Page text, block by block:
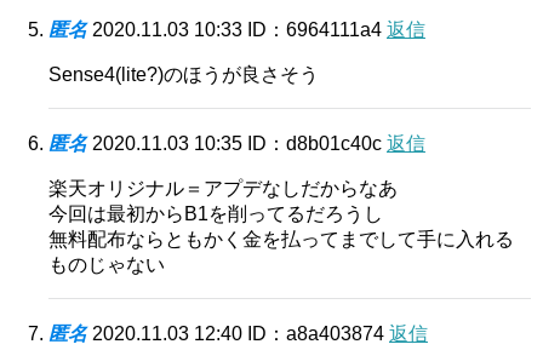
匿名 2020.11.03 10:33 ID：6964111a4 返信
Sense4(lite?)のほうが良さそう
匿名 2020.11.03 10:35 ID：d8b01c40c 返信
楽天オリジナル＝アプデなしだからなあ
今回は最初からB1を削ってるだろうし
無料配布ならともかく金を払ってまでして手に入れる
ものじゃない
匿名 2020.11.03 12:40 ID：a8a403874 返信